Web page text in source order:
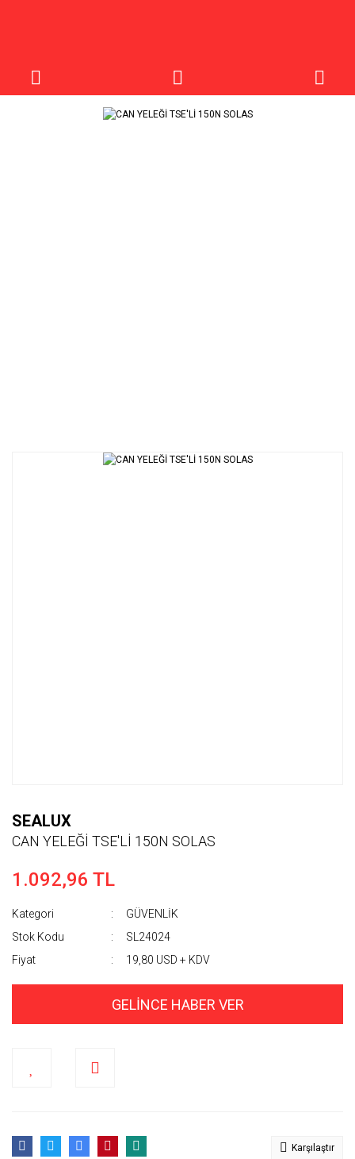
SEALUX
CAN YELEĞİ TSE'Lİ 150N SOLAS
1.092,96 TL
Kategori
GÜVENLİK
Stok Kodu
SL24024
Fiyat
19,80 USD + KDV
GELİNCE HABER VER
Karşılaştır